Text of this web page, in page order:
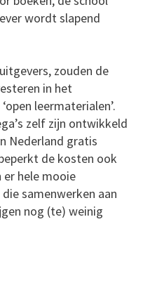
wordt slapend
zouden de
in het
leermaterialen’.
zelf zijn ontwikkeld
Nederland gratis
de kosten ook
hele mooie
samenwerken aan
nog (te) weinig